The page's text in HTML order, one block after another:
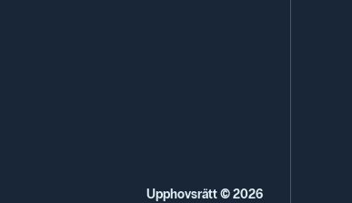
Upphovsrätt © 2026